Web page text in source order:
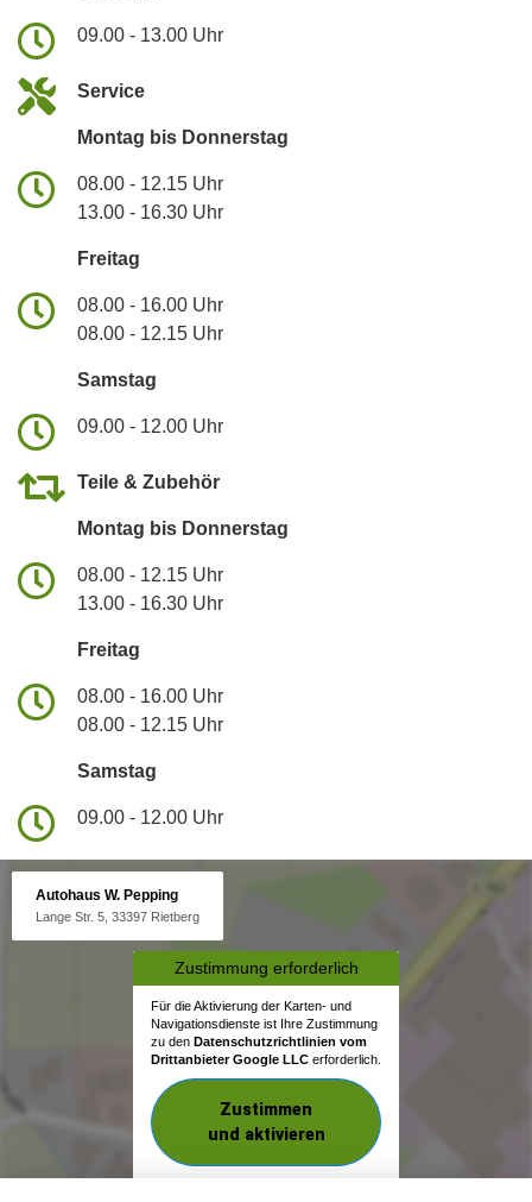
09.00 - 13.00 Uhr
Service
Montag bis Donnerstag
08.00 - 12.15 Uhr
13.00 - 16.30 Uhr
Freitag
08.00 - 16.00 Uhr
08.00 - 12.15 Uhr
Samstag
09.00 - 12.00 Uhr
Teile & Zubehör
Montag bis Donnerstag
08.00 - 12.15 Uhr
13.00 - 16.30 Uhr
Freitag
08.00 - 16.00 Uhr
08.00 - 12.15 Uhr
Samstag
09.00 - 12.00 Uhr
Autohaus W. Pepping
Lange Str. 5, 33397 Rietberg
Zustimmung erforderlich
Für die Aktivierung der Karten- und
Navigationsdienste ist Ihre Zustimmung
zu den Datenschutzrichtlinien vom
Drittanbieter Google LLC erforderlich.
Zustimmen
und aktivieren